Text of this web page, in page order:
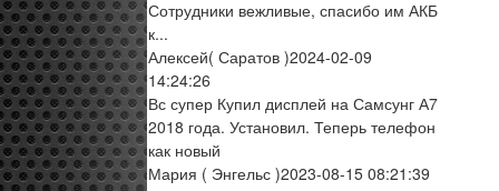
Сотрудники вежливые, спасибо им АКБ
к...
Алексей( Саратов )2024-02-09
14:24:26
Вс супер Купил дисплей на Самсунг А7
2018 года. Установил. Теперь телефон
как новый
Мария ( Энгельс )2023-08-15 08:21:39